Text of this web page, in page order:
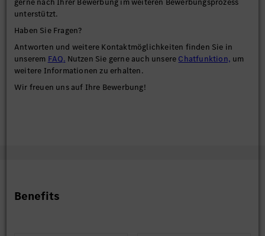
unterstützt.
Haben Sie Fragen?
Antworten und weitere Kontaktmöglichkeiten finden Sie in
unserem FAQ. Nutzen Sie gerne auch unsere Chatfunktion, um
weitere Informationen zu erhalten.
Wir freuen uns auf Ihre Bewerbung!
Benefits